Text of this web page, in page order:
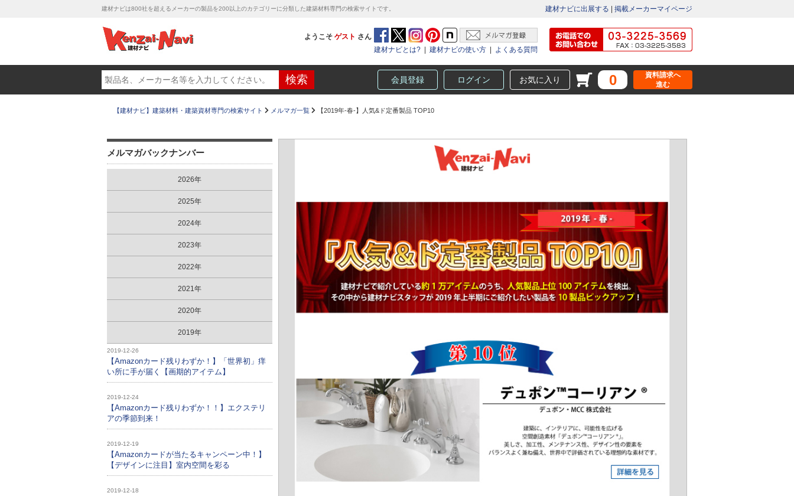
建材ナビは800社を超えるメーカーの製品を200以上のカテゴリーに分類した建築材料専門の検索サイトです。 建材ナビに出展する 掲載メーカーマイページ
ようこそ ゲスト さん
建材ナビとは?
建材ナビの使い方 よくある質問
会員登録 ログイン お気に入り 0
資料請求へ
進む
【建材ナビ】建築材料・建築資材専門の検索サイト メルマガ一覧 【2019年-春-】人気&ド定番製品 TOP10
メルマガバックナンバー
2026年
2025年
2024年
2023年
2022年
2021年
2020年
2019年
2019-12-26
【Amazonカード残りわずか！】「世界初」痒
い所に手が届く【画期的アイテム】
2019-12-24
【Amazonカード残りわずか！！】エクステリ
アの季節到来！
2019-12-19
【Amazonカードが当たるキャンペーン中！】
【デザインに注目】室内空間を彩る
2019-12-18